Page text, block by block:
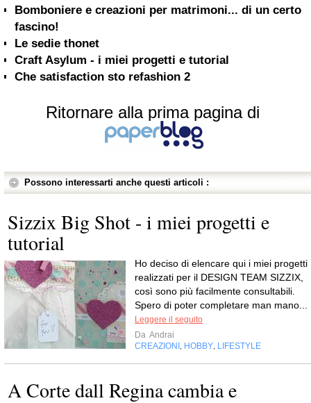
Bomboniere e creazioni per matrimoni... di un certo
fascino!
Le sedie thonet
Craft Asylum - i miei progetti e tutorial
Che satisfaction sto refashion 2
Ritornare alla prima pagina di
Possono interessarti anche questi articoli :
Sizzix Big Shot - i miei progetti e
tutorial
Ho deciso di elencare qui i miei progetti
realizzati per il DESIGN TEAM SIZZIX,
così sono più facilmente consultabili.
Spero di poter completare man mano...
Leggere il seguito
Da Andrai
CREAZIONI HOBBY LIFESTYLE
A Corte dall Regina cambia e